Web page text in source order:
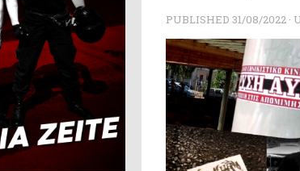
PUBLISHED 31/08/2022 ·